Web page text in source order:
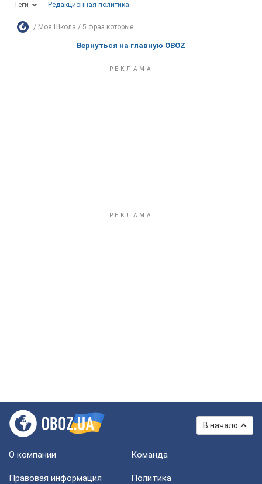
Теги Редакционная политика
Моя Школа 5 фраз которые...
Вернуться на главную OBOZ
В начало
О компании Команда
Правовая информация
Политика